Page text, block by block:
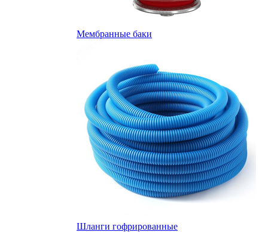
Мембранные баки
Шланги гофрированные